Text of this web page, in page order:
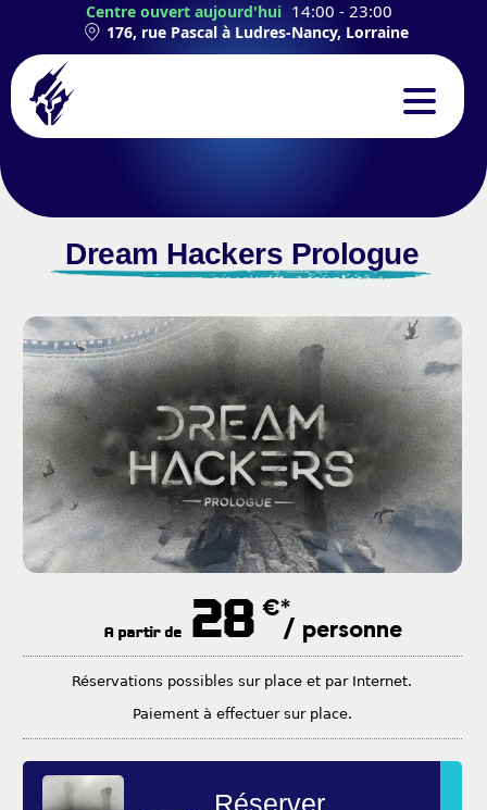
Centre ouvert aujourd'hui 14:00 - 23:00
176, rue Pascal à Ludres-Nancy, Lorraine
ANNIVERSAIRES
CONTACT
Dream Hackers Prologue
A partir de 28€*
/ personne
Réservations possibles sur place et par Internet.
Paiement à effectuer sur place.
Réserver